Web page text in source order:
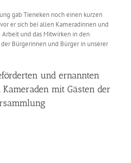
gab Tieneken noch einen kurzen
er sich bei allen Kameradinnen und
und das Mitwirken in den
Bürgerinnen und Bürger in unserer
und ernannten
mit Gästen der